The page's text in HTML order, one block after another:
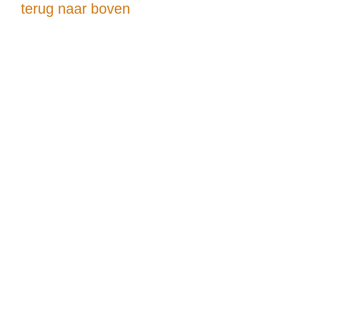
terug naar boven